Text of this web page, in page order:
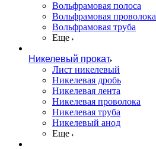
Вольфрамовая полоса
Вольфрамовая проволока
Вольфрамовая труба
Еще
Никелевый прокат
Лист никелевый
Никелевая дробь
Никелевая лента
Никелевая проволока
Никелевая труба
Никелевый анод
Еще